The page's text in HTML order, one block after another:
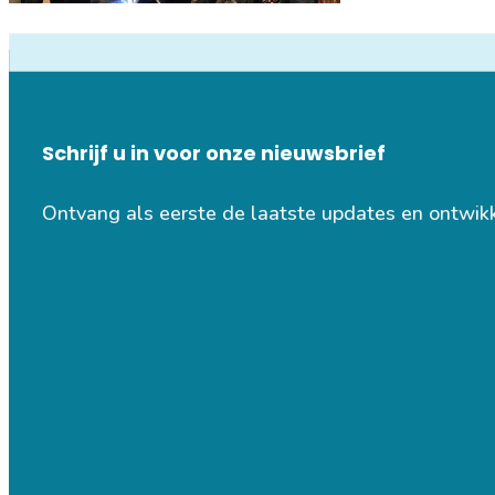
Schrijf u in voor onze nieuwsbrief
Ontvang als eerste de laatste updates en